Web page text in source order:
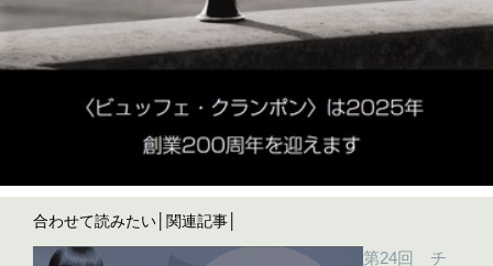
合わせて読みたい│関連記事│
第24回 チ